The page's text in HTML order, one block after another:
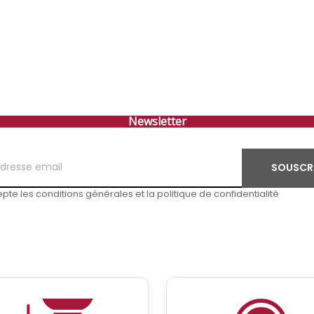
Newsletter
les conditions générales et la politique de confidentialité